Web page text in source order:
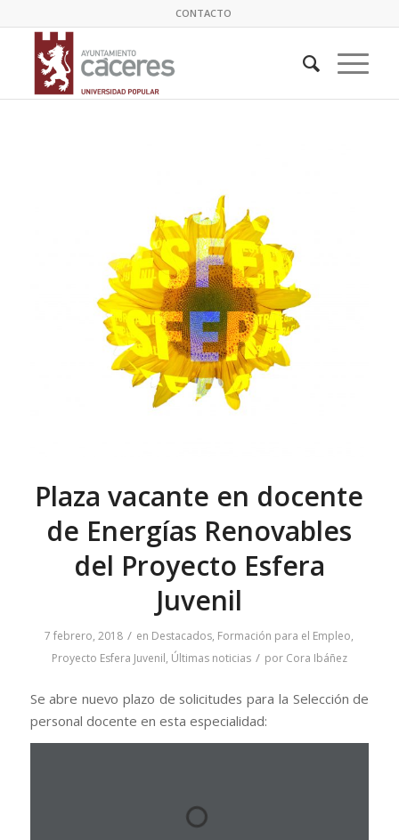
CONTACTO
Plaza vacante en docente
de Energías Renovables
del Proyecto Esfera
Juvenil
7 febrero, 2018 / en Destacados, Formación para el Empleo,
Proyecto Esfera Juvenil, Últimas noticias / por Cora Ibáñez
Se abre nuevo plazo de solicitudes para la Selección de
personal docente en esta especialidad: